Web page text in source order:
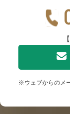
※ウェブからのメ